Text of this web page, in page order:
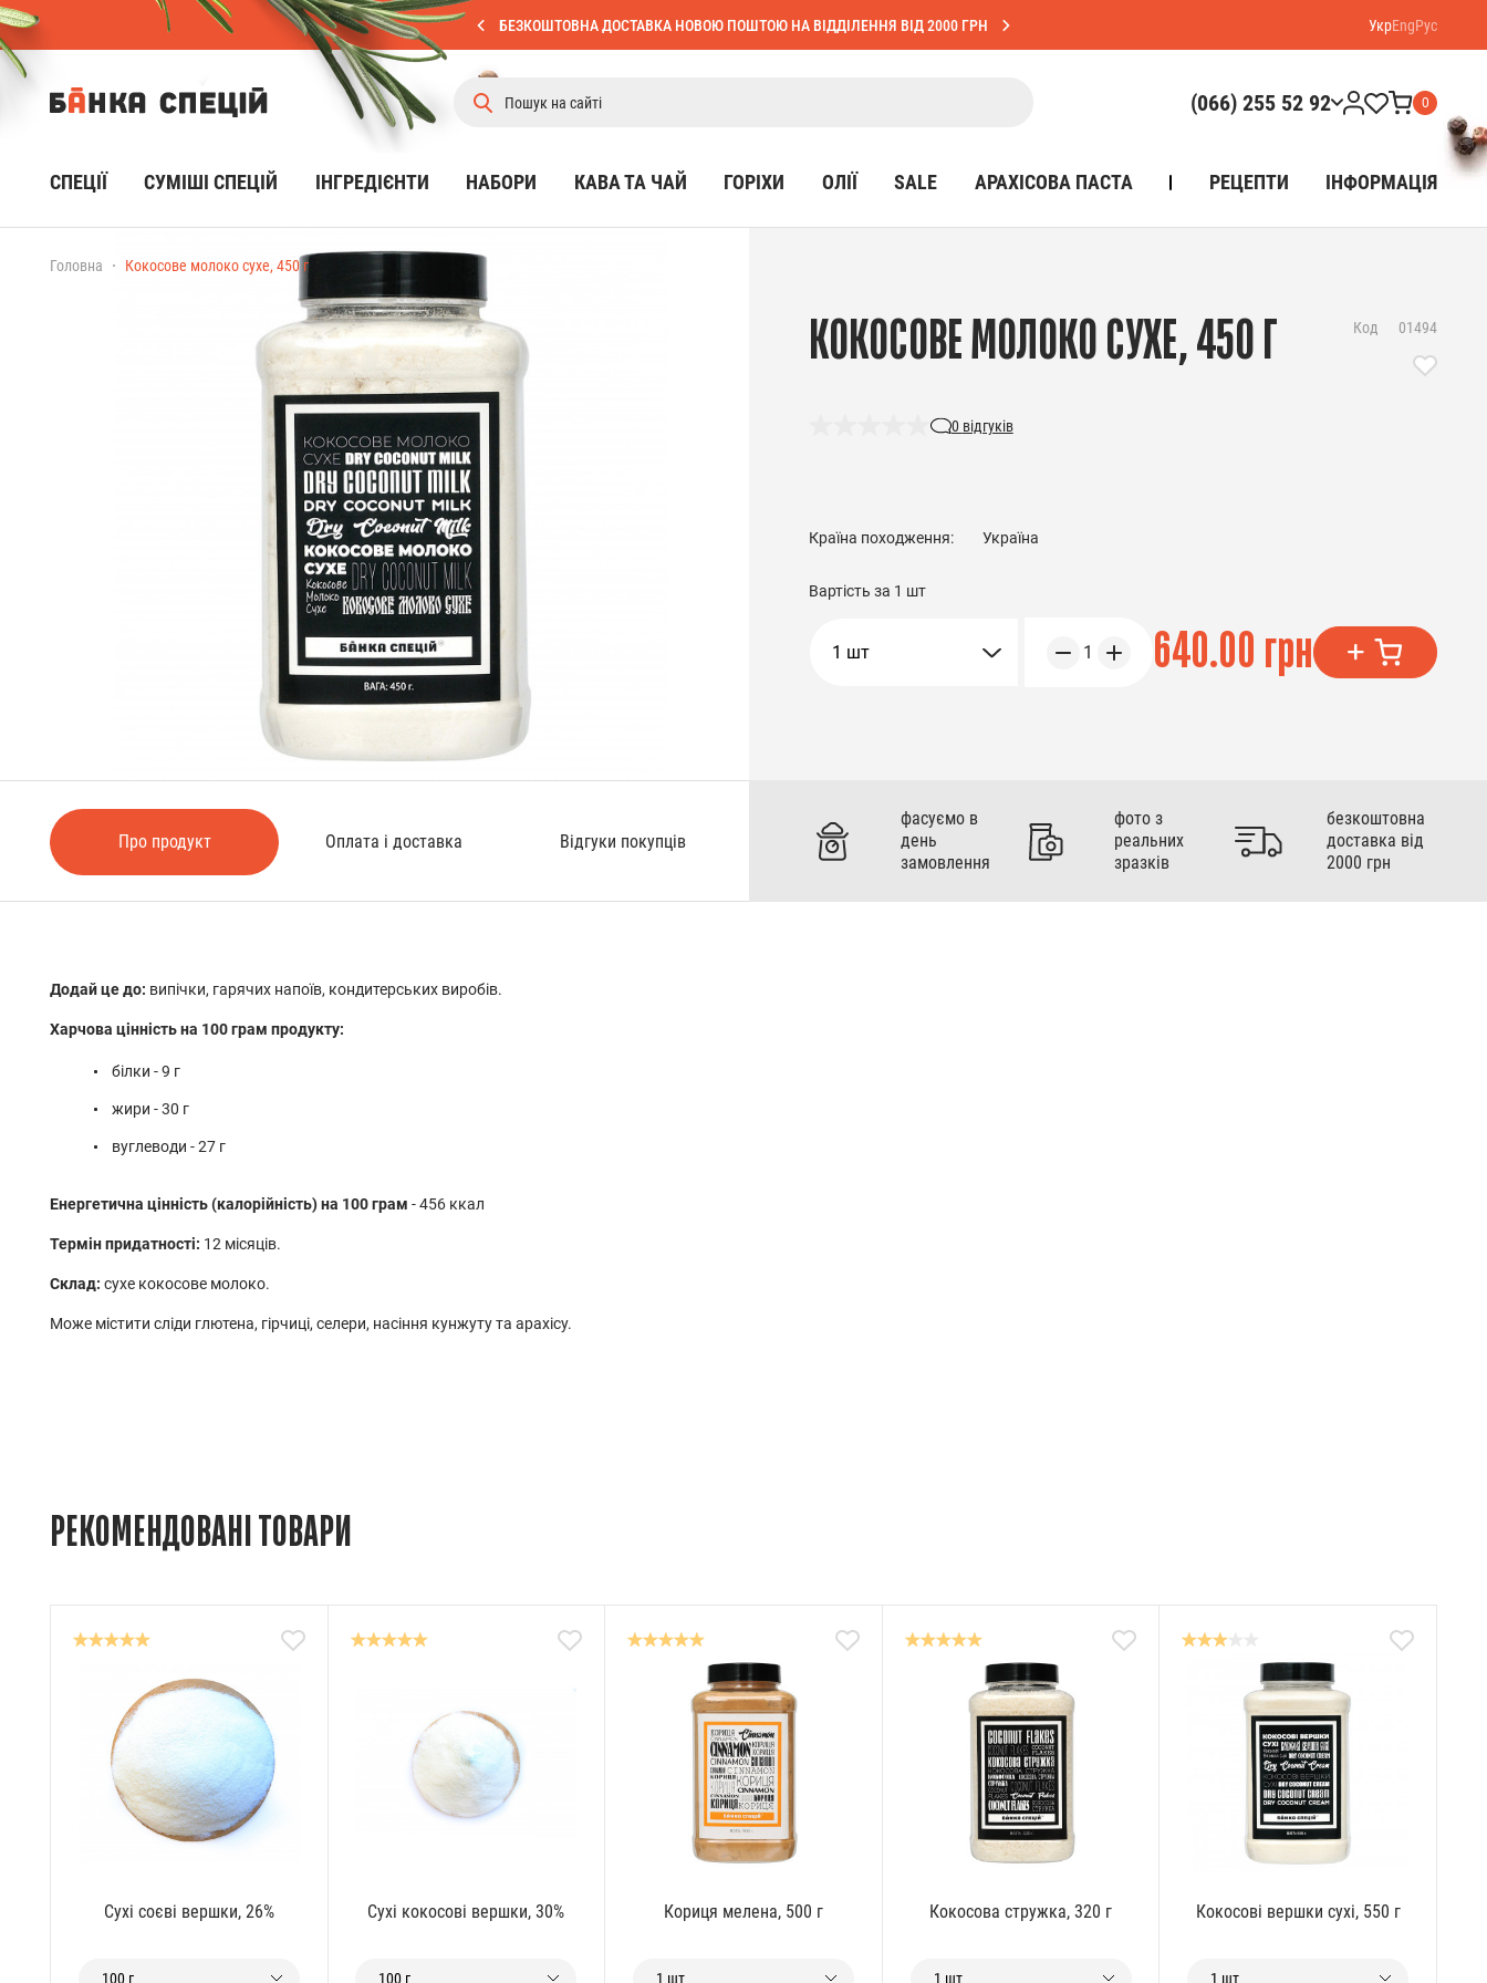
БЕЗКОШТОВНА ДОСТАВКА НОВОЮ ПОШТОЮ НА ВІДДІЛЕННЯ ВІД 2000 ГРН УкрEngРус
(066) 255 52 92 0
СПЕЦІЇ CУМІШІ СПЕЦІЙ ІНГРЕДІЄНТИ НАБОРИ КАВА ТА ЧАЙ ГОРІХИ ОЛІЇ SALE АРАХІСОВА ПАСТА РЕЦЕПТИ ІНФОРМАЦІЯ
Головна Кокосове молоко сухе, 450 г
КОКОСОВЕ МОЛОКО СУХЕ, 450 Г
0 відгуків
Код 01494
Країна походження: Україна
Вартість за 1 шт
1 шт 1 640.00 грн
Про продукт Оплата і доставка Відгуки покупців
фасуємо в
день
замовлення
фото з
реальних
зразків
безкоштовна
доставка від
2000 грн
Додай це до: випічки, гарячих напоїв, кондитерських виробів.
Харчова цінність на 100 грам продукту:
білки - 9 г
жири - 30 г
вуглеводи - 27 г
Енергетична цінність (калорійність) на 100 грам - 456 ккал
Термін придатності: 12 місяців.
Склад: сухе кокосове молоко.
Може містити сліди глютена, гірчиці, селери, насіння кунжуту та арахісу.
РЕКОМЕНДОВАНІ ТОВАРИ
Сухі соєві вершки, 26%
100 г
Сухі кокосові вершки, 30%
100 г
Кориця мелена, 500 г
1 шт
Кокосова стружка, 320 г
1 шт
Кокосові вершки сухі, 550 г
1 шт